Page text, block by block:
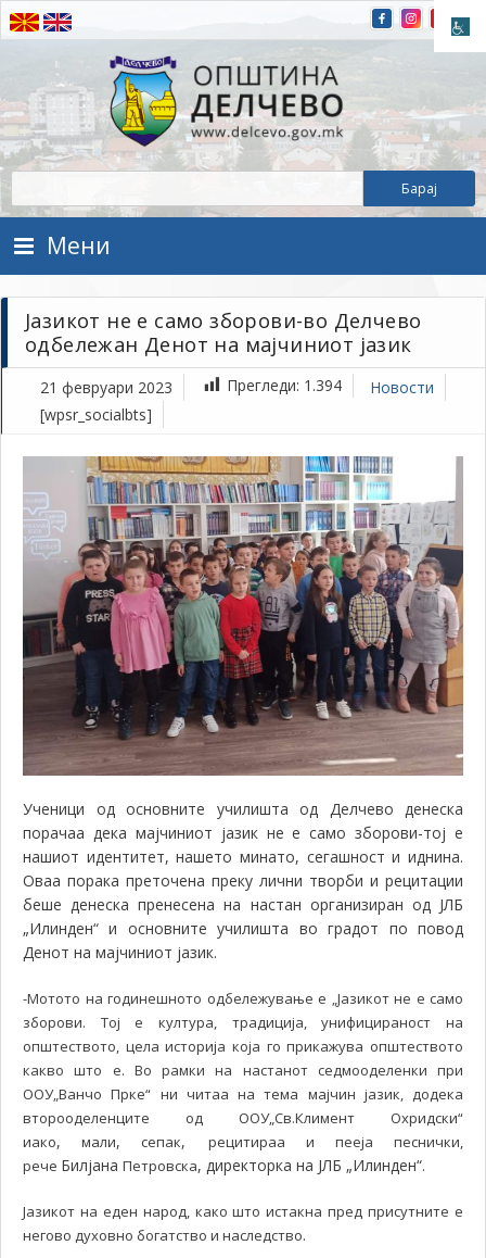
Прескокнете на содржината
Општина Делчево
Општина Делчево
Мени
Јазикот не е само зборови-во Делчево
одбележан Денот на мајчиниот јазик
21 февруари 2023 Прегледи: 1.394
Новости
[wpsr_socialbts]
Ученици од основните училишта од Делчево денеска
порачаа дека мајчиниот јазик не е само зборови-тој е
нашиот идентитет, нашето минато, сегашност и иднина.
Оваа порака преточена преку лични творби и рецитации
беше денеска пренесена на настан организиран од ЈЛБ
„Илинден“ и основните училишта во градот по повод
Денот на мајчиниот јазик.
-Мотото на годинешното одбележување е „Јазикот не е само
зборови. Тој е култура, традиција, унифицираност на
општеството, цела историја која го прикажува општеството
какво што е. Во рамки на настанот седмооделенки при
ООУ„Ванчо Прке“ ни читаа на тема мајчин јазик, додека
второоделенците од ООУ„Св.Климент Охридски“
иако, мали, сепак,
рецитираа и пееја песнички,
рече Билјана Петровска, директорка на ЈЛБ „Илинден“.
Јазикот на еден народ, како што истакна пред присутните е
негово духовно богатство и наследство.